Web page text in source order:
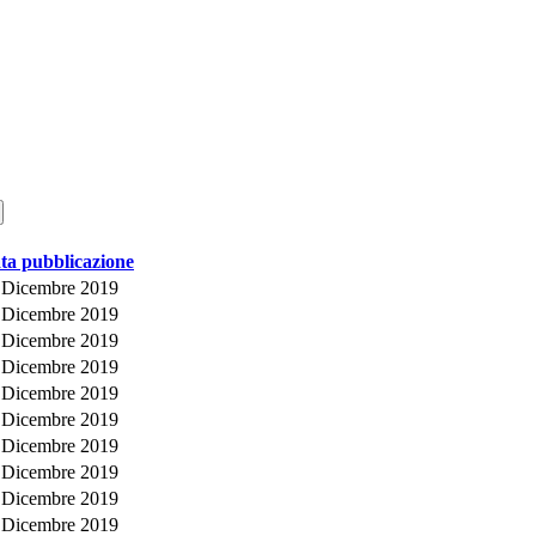
pubblicazione
2019
2019
2019
2019
2019
2019
2019
2019
2019
2019